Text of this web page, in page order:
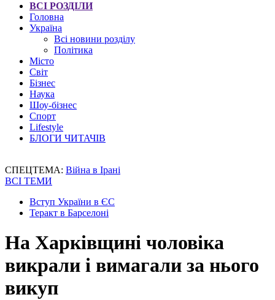
ВСІ РОЗДІЛИ
Головна
Україна
Всі новини розділу
Політика
Місто
Світ
Бізнес
Наука
Шоу-бізнес
Спорт
Lifestyle
БЛОГИ ЧИТАЧІВ
СПЕЦТЕМА: Війна в Ірані
ВСІ ТЕМИ
Вступ України в ЄС
Теракт в Барселоні
На Харківщині чоловіка
викрали і вимагали за нього
викуп